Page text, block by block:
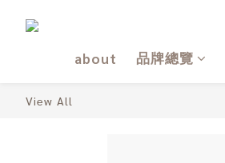
about
品牌總覽
View All